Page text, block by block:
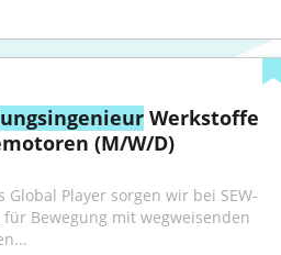
Werkstoffe
(M/W/D)
Global Player sorgen wir bei SEW-
für Bewegung mit wegweisenden